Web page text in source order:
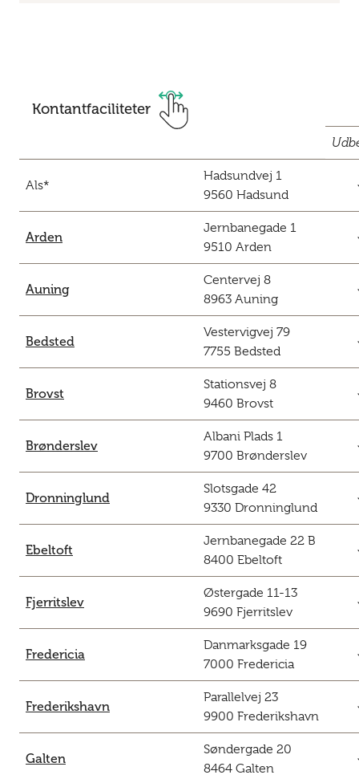
Kontantfaciliteter
Als*
Hadsundvej 1
9560 Hadsund
Arden
Jernbanegade 1
9510 Arden
Auning
Centervej 8
8963 Auning
Bedsted
Vestervigvej 79
7755 Bedsted
Brovst
Stationsvej 8
9460 Brovst
Brønderslev
Albani Plads 1
9700 Brønderslev
Dronninglund
Slotsgade 42
9330 Dronninglund
Ebeltoft
Jernbanegade 22 B
8400 Ebeltoft
Fjerritslev
Østergade 11-13
9690 Fjerritslev
Fredericia
Danmarksgade 19
7000 Fredericia
Frederikshavn
Parallelvej 23
9900 Frederikshavn
Galten
Søndergade 20
8464 Galten